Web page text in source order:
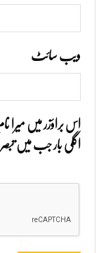
ویب‌ سائٹ
اس براؤزر میں میرا
اگلی بار جب میں